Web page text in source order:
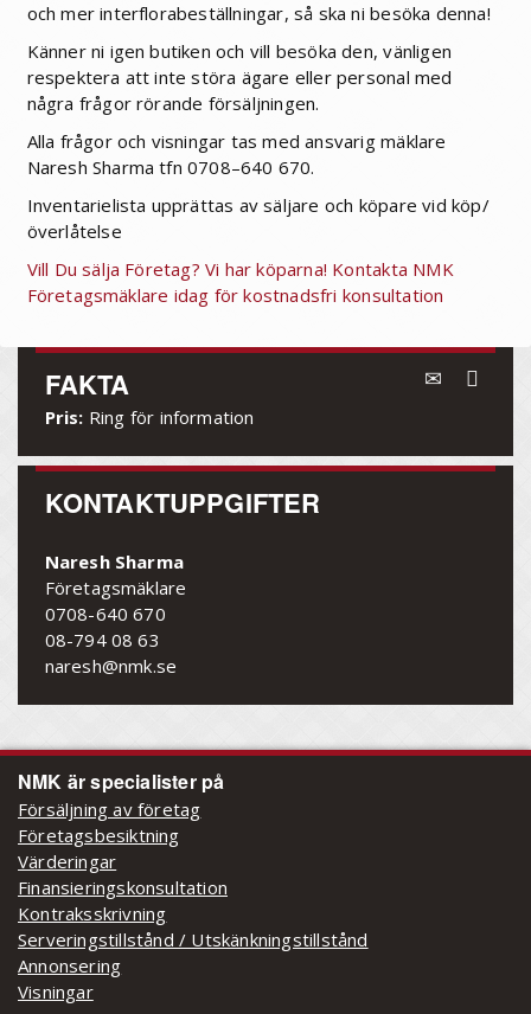
och mer interflorabeställningar, så ska ni besöka denna!
Känner ni igen butiken och vill besöka den, vänligen
respektera att inte störa ägare eller personal med
några frågor rörande försäljningen.
Alla frågor och visningar tas med ansvarig mäklare
Naresh Sharma tfn 0708–640 670.
Inventarielista upprättas av säljare och köpare vid köp/
överlåtelse
Vill Du sälja Företag? Vi har köparna! Kontakta NMK
Företagsmäklare idag för kostnadsfri konsultation
FAKTA
Pris: Ring för information
KONTAKTUPPGIFTER
Naresh Sharma
Företagsmäklare
0708-640 670
08-794 08 63
naresh@nmk.se
NMK är specialister på
Försäljning av företag
Företagsbesiktning
Värderingar
Finansieringskonsultation
Kontraksskrivning
Serveringstillstånd / Utskänkningstillstånd
Annonsering
Visningar